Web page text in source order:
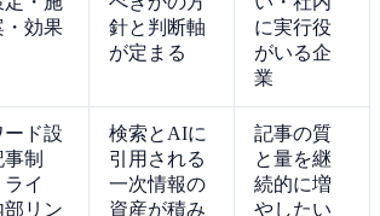
・効果
針と判断軸
が定まる
に実行役
がいる企
業
ード設
制
イ
部リン
検索とAIに
引用される
一次情報の
資産が積み
記事の質
と量を継
続的に増
やしたい